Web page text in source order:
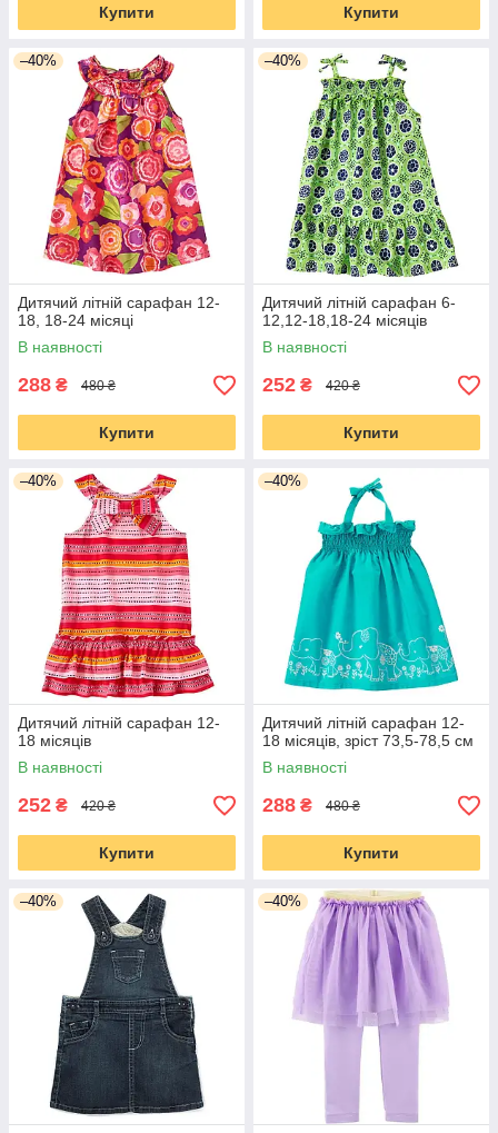
Купити Купити
–40%
Дитячий літній сарафан 12-
18, 18-24 місяці
В наявності
288 ₴ 480 ₴
Купити
–40%
Дитячий літній сарафан 6-
12,12-18,18-24 місяців
В наявності
252 ₴ 420 ₴
Купити
–40%
Дитячий літній сарафан 12-
18 місяців
В наявності
252 ₴ 420 ₴
Купити
–40%
Дитячий літній сарафан 12-
18 місяців, зріст 73,5-78,5 см
В наявності
288 ₴ 480 ₴
Купити
–40% –40%